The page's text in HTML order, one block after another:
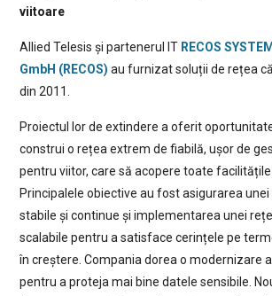
viitoare
Allied Telesis și partenerul IT RECOS
GmbH (RECOS) au furnizat soluții de rețea
din 2011.
Proiectul lor de extindere a oferit
construi o rețea extrem de fiabilă, ușor de
pentru viitor, care să acopere toate facilitățile
Principalele obiective au fost asigurarea
stabile și continue și implementarea unei
scalabile pentru a satisface cerințele pe
în creștere. Compania dorea o modernizare
pentru a proteja mai bine datele sensibile.